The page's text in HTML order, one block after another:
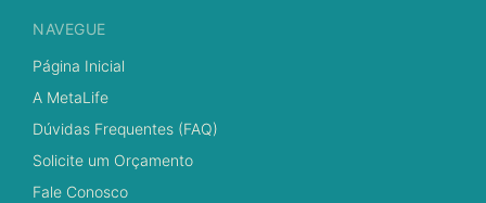
NAVEGUE
Página Inicial
A MetaLife
Dúvidas Frequentes (FAQ)
Solicite um Orçamento
Fale Conosco